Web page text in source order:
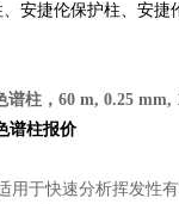
安捷伦保护柱、安
柱，60 m, 0.25 mm,
谱柱报价
用于快速分析挥发性